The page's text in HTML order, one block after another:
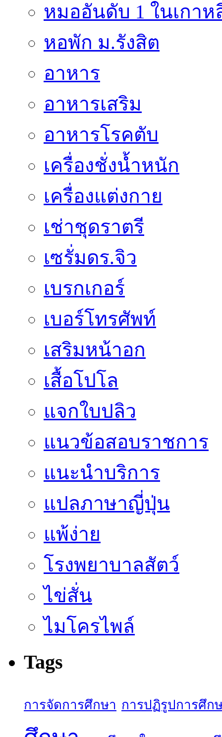
หมออันดับ 1 ในเกาห
หอพัก ม.รังสิต
อาหาร
อาหารเสริม
อาหารโรคตับ
เครื่องชั่งน้ำหนัก
เครื่องแต่งกาย
เช่าชุดราตรี
เซรั่มดร.จิว
เบรกเกอร์
เบอร์โทรศัพท์
เสริมหน้าอก
เสื้อโปโล
แจกใบปลิว
แนวข้อสอบราชการ
แนะนำบริการ
แปลภาษาญี่ปุ่น
แพ้ง่าย
โรงพยาบาลสัตว์
ไข่สั่น
ไมโครไพล์
Tags
การจัดการศึกษา การปฏิรูปการศึก